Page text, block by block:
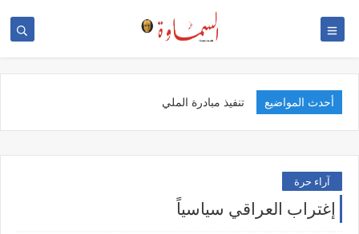
أحدث المواضيع تنفيذ مبادرة المليون قطعة
آراء حرة
إغتراب العراقي سياسياً